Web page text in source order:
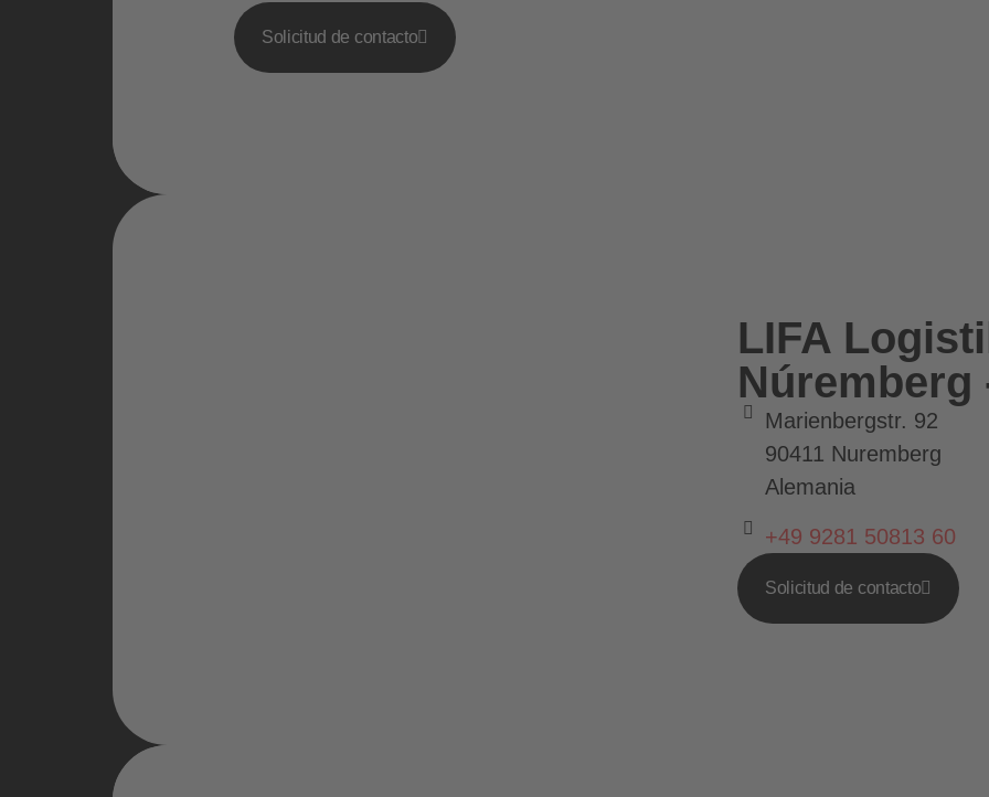
Solicitud de contacto
LIFA
Núremberg
Marienbergstr. 92
90411 Nuremberg
Alemania
+49 9281 50813 60
Solicitud de contacto